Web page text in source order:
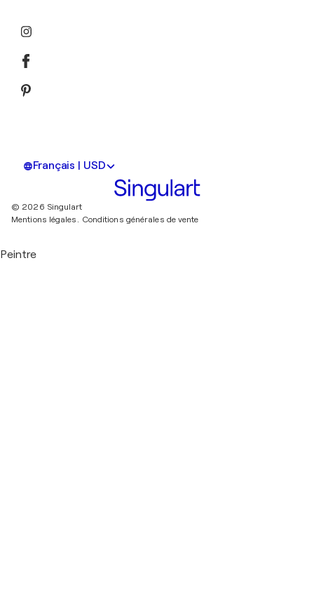
Français | USD
© 2026 Singulart
Mentions légales. Conditions générales de vente
Peintre